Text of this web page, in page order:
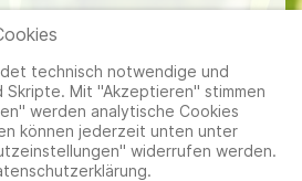
|Datenschutzerklärung |Cookie-
technisch notwendige und
Skripte. Mit "Akzeptieren" stimmen
werden analytische Cookies
können jederzeit unten unter
widerrufen werden.